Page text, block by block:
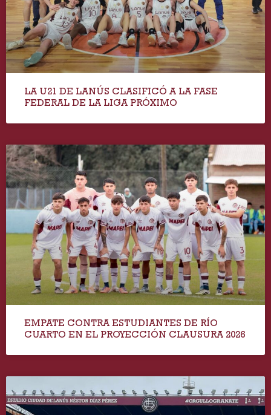
LA U21 DE LANÚS CLASIFICÓ A LA FASE
FEDERAL DE LA LIGA PRÓXIMO
EMPATE CONTRA ESTUDIANTES DE RÍO
CUARTO EN EL PROYECCIÓN CLAUSURA 2026